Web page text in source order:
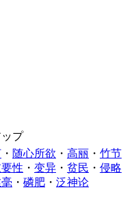
プ
・ 随心所欲 ・ 高丽 ・ 竹节
性 ・ 变异 ・ 贫民 ・ 侵略
・ 磷肥 ・ 泛神论